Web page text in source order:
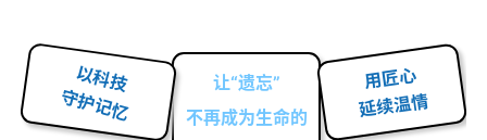
以科技
守护记忆
让“遗忘”
不再成为生命的
用匠心
延续温情